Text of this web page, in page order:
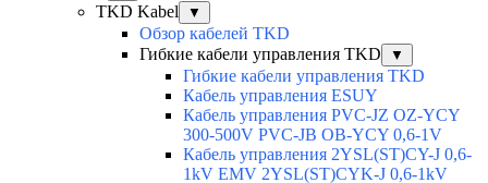
TKD Kabel ▼
Обзор кабелей TKD
Гибкие кабели управления TKD
▼
Гибкие кабели управления TKD
Кабель управления ESUY
Кабель управления PVC-JZ OZ-YCY
300-500V PVC-JB OB-YCY 0,6-1V
Кабель управления 2YSL(ST)CY-J 0,6-
1kV EMV 2YSL(ST)CYK-J 0,6-1kV